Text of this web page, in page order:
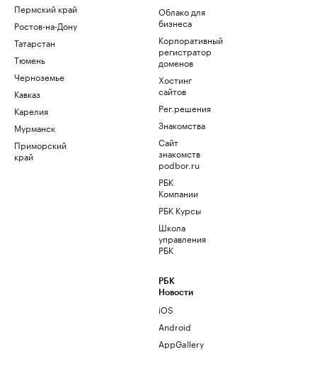
Пермский край
Ростов-на-Дону
Татарстан
Тюмень
Черноземье
Кавказ
Карелия
Мурманск
Приморский
край
Облако для
бизнеса
Корпоративный
регистратор
доменов
Хостинг
сайтов
Рег.решения
Знакомства
Сайт
знакомств
podbor.ru
РБК
Компании
РБК Курсы
Школа
управления
РБК
РБК
Новости
iOS
Android
AppGallery